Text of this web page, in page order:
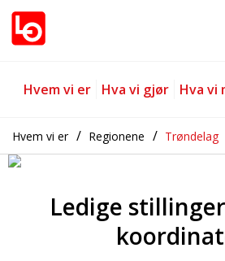
Ledige stillinger
Gå til hovedinnhold
Gå til navigasjon
Hvem vi er Hva vi gjør Hva vi
Hvem vi er Regionene Trøndelag
Ledige